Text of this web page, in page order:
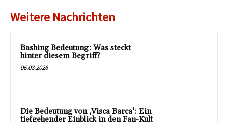
Weitere Nachrichten
Bashing Bedeutung: Was steckt
hinter diesem Begriff?
06.08.2026
Die Bedeutung von ‚Visca Barca‘: Ein
tiefgehender Einblick in den Fan-Kult